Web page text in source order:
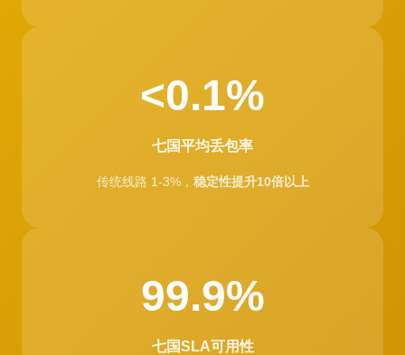
<0.1%
七国平均丢包率
传统线路 1-3%， 稳定性提升10倍以上
99.9%
七国SLA可用性